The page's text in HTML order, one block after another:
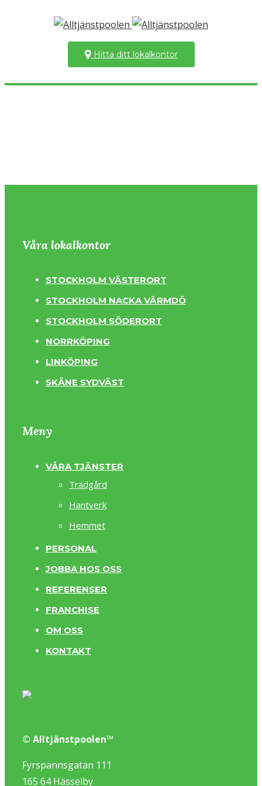
Hitta ditt lokalkontor
Våra lokalkontor
STOCKHOLM VÄSTERORT
STOCKHOLM NACKA VÄRMDÖ
STOCKHOLM SÖDERORT
NORRKÖPING
LINKÖPING
SKÅNE SYDVÄST
Meny
VÅRA TJÄNSTER
Trädgård
Hantverk
Hemmet
PERSONAL
JOBBA HOS OSS
REFERENSER
FRANCHISE
OM OSS
KONTAKT
© Alltjänstpoolen™
Fyrspannsgatan 111
165 64 Hässelby